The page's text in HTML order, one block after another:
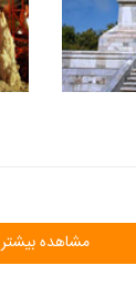
مشاهده بیشتر